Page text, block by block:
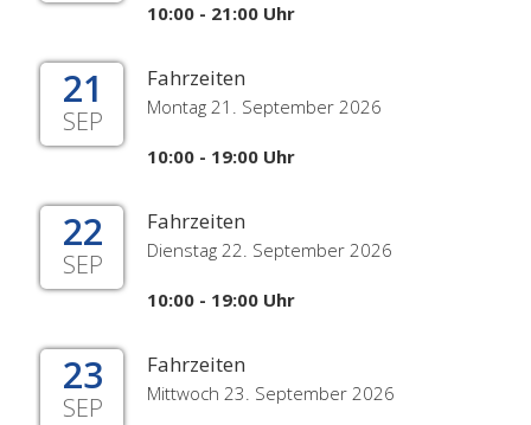
10:00 - 21:00 Uhr
21
SEP
Fahrzeiten
Montag 21. September 2026
10:00 - 19:00 Uhr
22
SEP
Fahrzeiten
Dienstag 22. September 2026
10:00 - 19:00 Uhr
23
SEP
Fahrzeiten
Mittwoch 23. September 2026